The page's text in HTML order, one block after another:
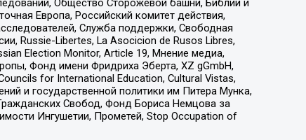
Европа, Российский комитет действия,
Служба поддержки, Свободная
Russie-Libertes, La Asocicion de Rusos Libres,
Election Monitor, Article 19, Мнение медиа,
Фонд имени Фридриха Эберта, XZ gGmbH,
for International Education, Cultural Vistas,
и государственной политики им Питера Мунка,
Свобод, Фонд Бориса Немцова за
Ингушетии, Прометей, Stop Occupation of